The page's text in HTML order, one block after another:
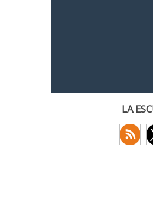
LA